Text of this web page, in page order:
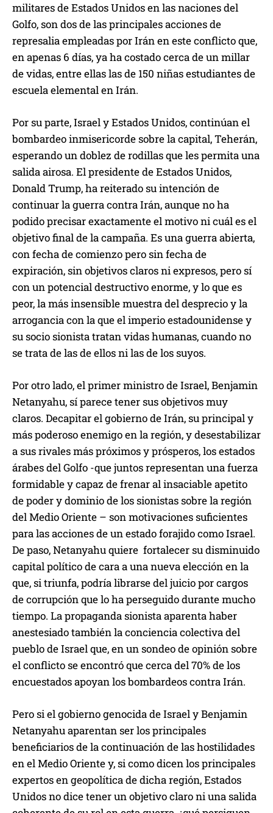
militares de Estados Unidos en las naciones del
Golfo, son dos de las principales acciones de
represalia empleadas por Irán en este conflicto que,
en apenas 6 días, ya ha costado cerca de un millar
de vidas, entre ellas las de 150 niñas estudiantes de
escuela elemental en Irán.
Por su parte, Israel y Estados Unidos, continúan el
bombardeo inmisericorde sobre la capital, Teherán,
esperando un doblez de rodillas que les permita una
salida airosa. El presidente de Estados Unidos,
Donald Trump, ha reiterado su intención de
continuar la guerra contra Irán, aunque no ha
podido precisar exactamente el motivo ni cuál es el
objetivo final de la campaña. Es una guerra abierta,
con fecha de comienzo pero sin fecha de
expiración, sin objetivos claros ni expresos, pero sí
con un potencial destructivo enorme, y lo que es
peor, la más insensible muestra del desprecio y la
arrogancia con la que el imperio estadounidense y
su socio sionista tratan vidas humanas, cuando no
se trata de las de ellos ni las de los suyos.
Por otro lado, el primer ministro de Israel, Benjamin
Netanyahu, sí parece tener sus objetivos muy
claros. Decapitar el gobierno de Irán, su principal y
más poderoso enemigo en la región, y desestabilizar
a sus rivales más próximos y prósperos, los estados
árabes del Golfo -que juntos representan una fuerza
formidable y capaz de frenar al insaciable apetito
de poder y dominio de los sionistas sobre la región
del Medio Oriente – son motivaciones suficientes
para las acciones de un estado forajido como Israel.
De paso, Netanyahu quiere fortalecer su disminuido
capital político de cara a una nueva elección en la
que, si triunfa, podría librarse del juicio por cargos
de corrupción que lo ha perseguido durante mucho
tiempo. La propaganda sionista aparenta haber
anestesiado también la conciencia colectiva del
pueblo de Israel que, en un sondeo de opinión sobre
el conflicto se encontró que cerca del 70% de los
encuestados apoyan los bombardeos contra Irán.
Pero si el gobierno genocida de Israel y Benjamin
Netanyahu aparentan ser los principales
beneficiarios de la continuación de las hostilidades
en el Medio Oriente y, si como dicen los principales
expertos en geopolítica de dicha región, Estados
Unidos no dice tener un objetivo claro ni una salida